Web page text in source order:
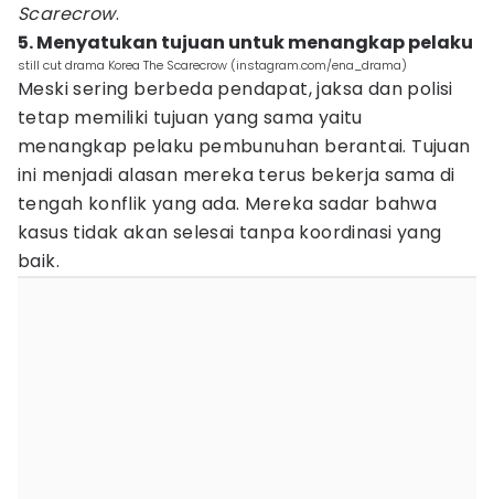
Scarecrow.
5. Menyatukan tujuan untuk menangkap pelaku
still cut drama Korea The Scarecrow (instagram.com/ena_drama)
Meski sering berbeda pendapat, jaksa dan polisi
tetap memiliki tujuan yang sama yaitu
menangkap pelaku pembunuhan berantai. Tujuan
ini menjadi alasan mereka terus bekerja sama di
tengah konflik yang ada. Mereka sadar bahwa
kasus tidak akan selesai tanpa koordinasi yang
baik.